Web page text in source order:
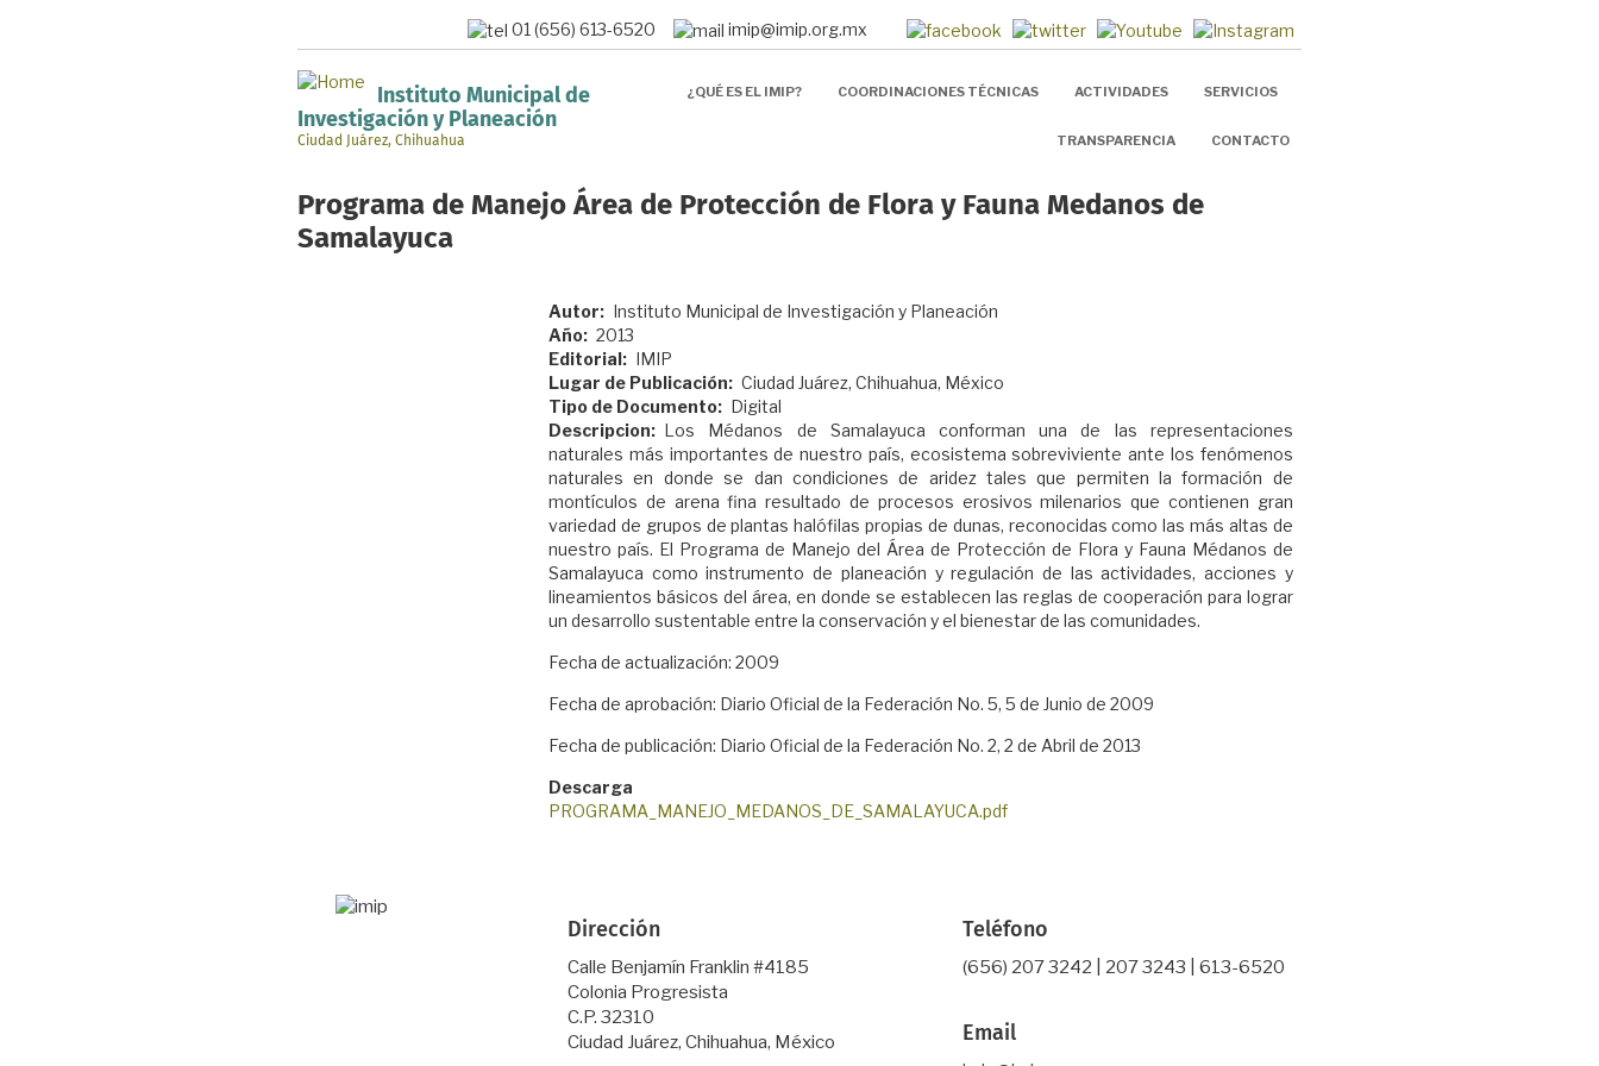
01 (656) 613-6520 imip@imip.org.mx
Instituto Municipal de
Investigación y Planeación
Ciudad Juárez, Chihuahua
¿QUÉ ES EL IMIP? COORDINACIONES TÉCNICAS ACTIVIDADES SERVICIOS
TRANSPARENCIA CONTACTO
Programa de Manejo Área de Protección de Flora y Fauna Medanos de
Samalayuca
Autor
Instituto Municipal de Investigación y Planeación
Año
2013
Editorial
IMIP
Lugar de Publicación
Ciudad Juárez, Chihuahua, México
Tipo de Documento
Digital
Descripcion
Los Médanos de Samalayuca conforman una de las representaciones
naturales más importantes de nuestro país, ecosistema sobreviviente ante los fenómenos
naturales en donde se dan condiciones de aridez tales que permiten la formación de
montículos de arena fina resultado de procesos erosivos milenarios que contienen gran
variedad de grupos de plantas halófilas propias de dunas, reconocidas como las más altas de
nuestro país. El Programa de Manejo del Área de Protección de Flora y Fauna Médanos de
Samalayuca como instrumento de planeación y regulación de las actividades, acciones y
lineamientos básicos del área, en donde se establecen las reglas de cooperación para lograr
un desarrollo sustentable entre la conservación y el bienestar de las comunidades.
Fecha de actualización: 2009
Fecha de aprobación: Diario Oficial de la Federación No. 5, 5 de Junio de 2009
Fecha de publicación: Diario Oficial de la Federación No. 2, 2 de Abril de 2013
Descarga
PROGRAMA_MANEJO_MEDANOS_DE_SAMALAYUCA.pdf
Dirección
Calle Benjamín Franklin #4185
Colonia Progresista
C.P. 32310
Ciudad Juárez, Chihuahua, México
Teléfono
(656) 207 3242 | 207 3243 | 613-6520
Email